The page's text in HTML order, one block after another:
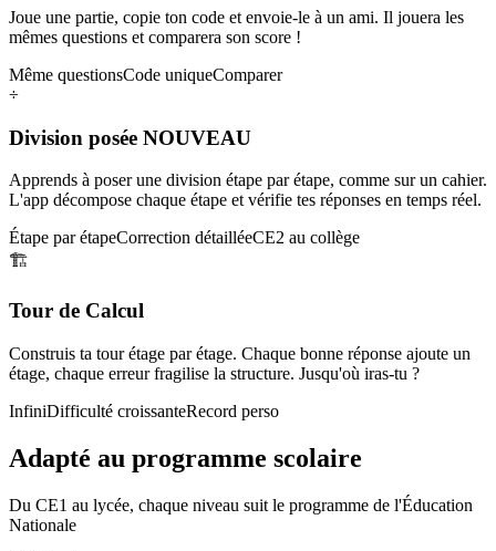
Joue une partie, copie ton code et envoie-le à un ami. Il jouera les
mêmes questions et comparera son score !
Même questionsCode uniqueComparer
÷
Division posée NOUVEAU
Apprends à poser une division étape par étape, comme sur un cahier.
L'app décompose chaque étape et vérifie tes réponses en temps réel.
Étape par étapeCorrection détailléeCE2 au collège
🏗️
Tour de Calcul
Construis ta tour étage par étage. Chaque bonne réponse ajoute un
étage, chaque erreur fragilise la structure. Jusqu'où iras-tu ?
InfiniDifficulté croissanteRecord perso
Adapté au programme scolaire
Du CE1 au lycée, chaque niveau suit le programme de l'Éducation
Nationale